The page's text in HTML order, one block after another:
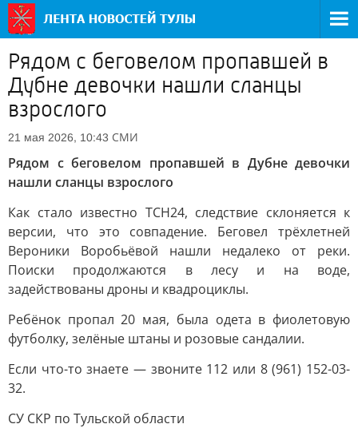
Рядом с беговелом пропавшей в
Дубне девочки нашли сланцы
взрослого
21 мая 2026, 10:43 СМИ
Рядом с беговелом пропавшей в Дубне девочки
нашли сланцы взрослого
Как стало известно ТСН24, следствие склоняется к
версии, что это совпадение. Беговел трёхлетней
Вероники Воробьёвой нашли недалеко от реки.
Поиски продолжаются в лесу и на воде,
задействованы дроны и квадроциклы.
Ребёнок пропал 20 мая, была одета в фиолетовую
футболку, зелёные штаны и розовые сандалии.
Если что-то знаете — звоните 112 или 8 (961) 152-03-
32.
СУ СКР по Тульской области